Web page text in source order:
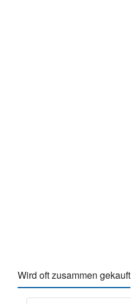
Wird oft zusammen gekauft